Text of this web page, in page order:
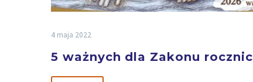
4 maja 2022
5 ważnych dla Zakonu rocznic